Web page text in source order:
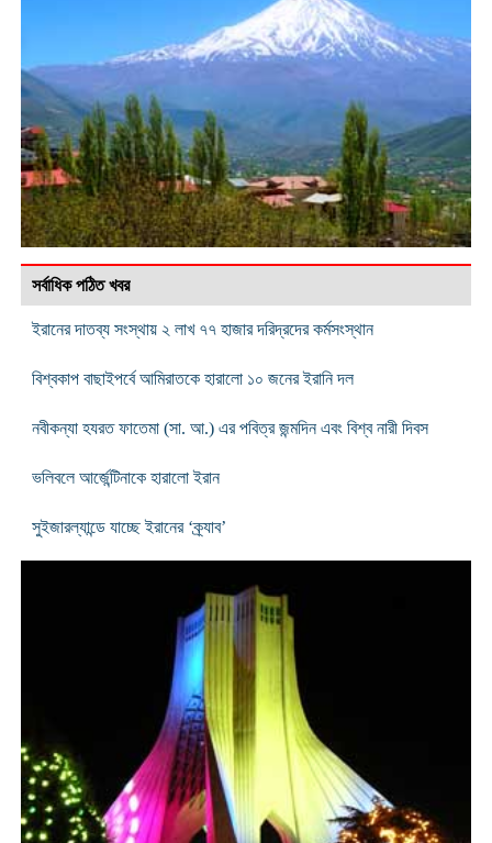
সর্বাধিক পঠিত খবর
ইরানের দাতব্য সংস্থায় ২ লাখ ৭৭ হাজার দরিদ্রদের কর্মসংস্থান
বিশ্বকাপ বাছাইপর্বে আমিরাতকে হারালো ১০ জনের ইরানি দল
নবীকন্যা হযরত ফাতেমা (সা. আ.) এর পবিত্র জন্মদিন এবং বিশ্ব নারী দিবস
ভলিবলে আর্জেন্টিনাকে হারালো ইরান
সুইজারল্যান্ডে যাচ্ছে ইরানের ‘ক্র্যাব’